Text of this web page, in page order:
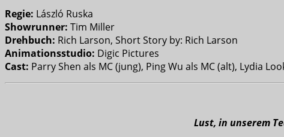
Regie: László Ruska
Showrunner: Tim Miller
Drehbuch: Rich Larson, Short Story by: Rich Larson
Animationsstudio: Digic Pictures
Cast: Parry Shen als MC (jung), Ping Wu als MC (alt), Lydia
Lust, in unserem